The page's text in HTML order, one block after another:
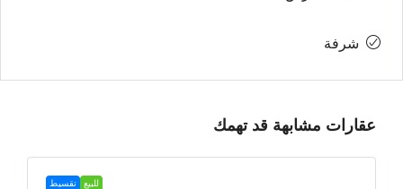
شرفة
عقارات مشابهة قد تهمك
للبيع تقسيط